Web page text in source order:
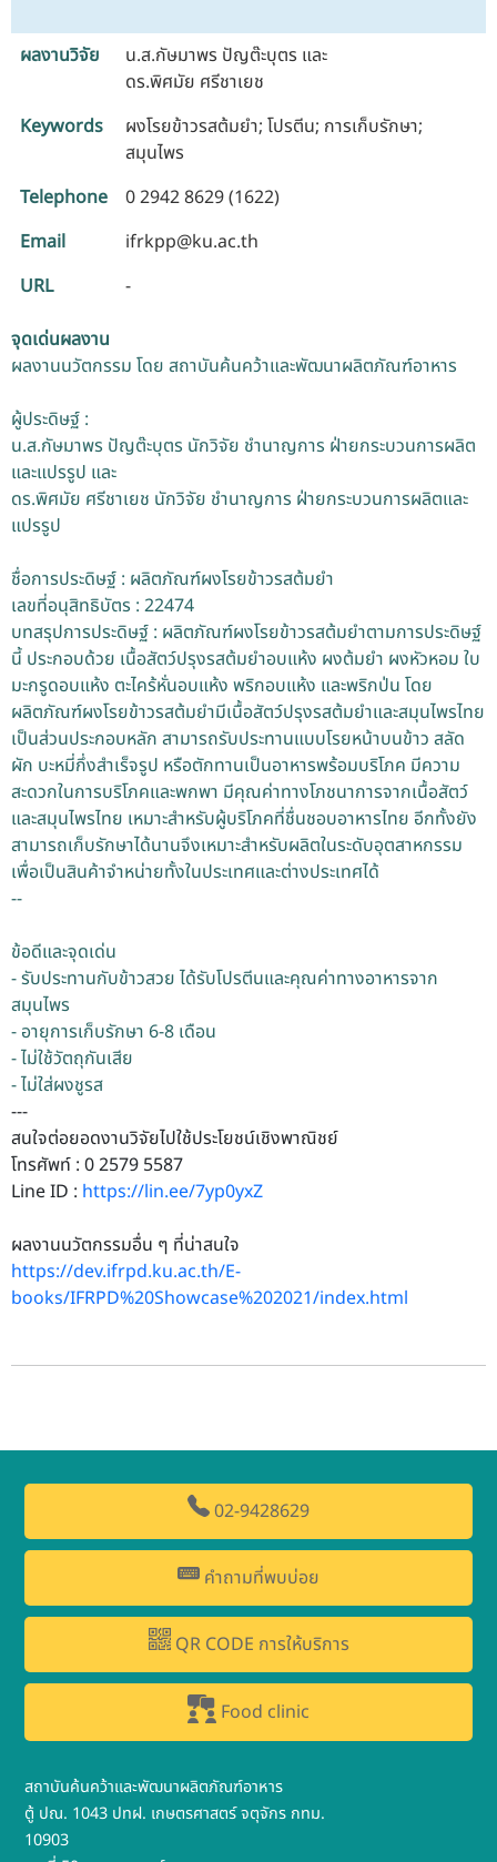
ผลงานวิจัย
น.ส.กัษมาพร ปัญต๊ะบุตร และ
ดร.พิศมัย ศรีชาเยช
Keywords
ผงโรยข้าวรสต้มยำ; โปรตีน; การเก็บรักษา;
สมุนไพร
Telephone
0 2942 8629 (1622)
Email
ifrkpp@ku.ac.th
URL
-
จุดเด่นผลงาน
ผลงานนวัตกรรม โดย สถาบันค้นคว้าและพัฒนาผลิตภัณฑ์อาหาร
ผู้ประดิษฐ์ :
น.ส.กัษมาพร ปัญต๊ะบุตร นักวิจัย ชำนาญการ ฝ่ายกระบวนการผลิต
และแปรรูป และ
ดร.พิศมัย ศรีชาเยช นักวิจัย ชำนาญการ ฝ่ายกระบวนการผลิตและ
แปรรูป
ชื่อการประดิษฐ์ : ผลิตภัณฑ์ผงโรยข้าวรสต้มยำ
เลขที่อนุสิทธิบัตร : 22474
บทสรุปการประดิษฐ์ : ผลิตภัณฑ์ผงโรยข้าวรสต้มยำตามการประดิษฐ์
นี้ ประกอบด้วย เนื้อสัตว์ปรุงรสต้มยำอบแห้ง ผงต้มยำ ผงหัวหอม ใบ
มะกรูดอบแห้ง ตะไคร้หั่นอบแห้ง พริกอบแห้ง และพริกป่น โดย
ผลิตภัณฑ์ผงโรยข้าวรสต้มยำมีเนื้อสัตว์ปรุงรสต้มยำและสมุนไพรไทย
เป็นส่วนประกอบหลัก สามารถรับประทานแบบโรยหน้าบนข้าว สลัด
ผัก บะหมี่กึ่งสำเร็จรูป หรือตักทานเป็นอาหารพร้อมบริโภค มีความ
สะดวกในการบริโภคและพกพา มีคุณค่าทางโภชนาการจากเนื้อสัตว์
และสมุนไพรไทย เหมาะสำหรับผู้บริโภคที่ชื่นชอบอาหารไทย อีกทั้งยัง
สามารถเก็บรักษาได้นานจึงเหมาะสำหรับผลิตในระดับอุตสาหกรรม
เพื่อเป็นสินค้าจำหน่ายทั้งในประเทศและต่างประเทศได้
--
ข้อดีและจุดเด่น
- รับประทานกับข้าวสวย ได้รับโปรตีนและคุณค่าทางอาหารจาก
สมุนไพร
- อายุการเก็บรักษา 6-8 เดือน
- ไม่ใช้วัตถุกันเสีย
- ไม่ใส่ผงชูรส
---
สนใจต่อยอดงานวิจัยไปใช้ประโยชน์เชิงพาณิชย์
โทรศัพท์ : 0 2579 5587
Line ID : https://lin.ee/7yp0yxZ
ผลงานนวัตกรรมอื่น ๆ ที่น่าสนใจ
https://dev.ifrpd.ku.ac.th/E-
books/IFRPD%20Showcase%202021/index.html
02-9428629
คำถามที่พบบ่อย
QR CODE การให้บริการ
Food clinic
สถาบันค้นคว้าและพัฒนาผลิตภัณฑ์อาหาร
ตู้ ปณ. 1043 ปทฝ. เกษตรศาสตร์ จตุจักร กทม.
10903